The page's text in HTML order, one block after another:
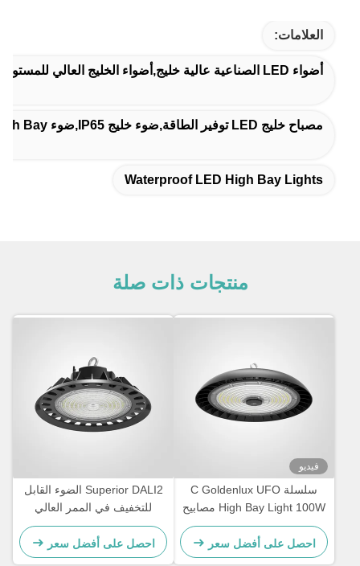
العلامات:
أضواء LED الصناعية عالية خليج,أضواء الخليج العالي للمستودع,مضادات المياه مصابيح LED عالية الخليج
مصباح خليج LED توفير الطاقة,ضوء خليج IP65,ضوء IP65 LED High Bay
Waterproof LED High Bay Lights
منتجات ذات صلة
فيديو
سلسلة C Goldenlux UFO
High Bay Light 100W مصابيح
LED الصناعية
احصل على أفضل سعر
Superior DALI2 الضوء القابل
للتخفيف في الممر العالي
للمخزن
احصل على أفضل سعر